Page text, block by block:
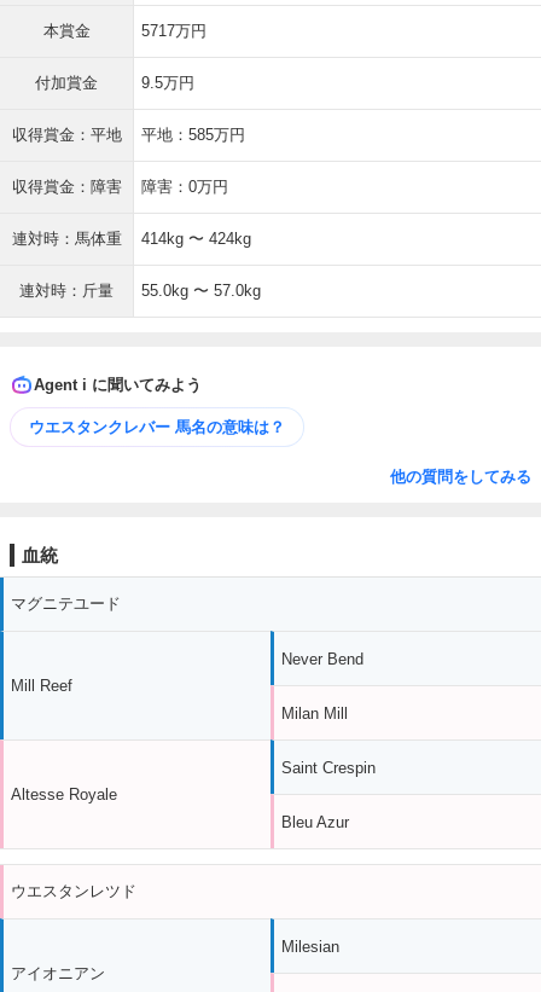
本賞金 5717万円
付加賞金 9.5万円
収得賞金：平地 平地：585万円
収得賞金：障害 障害：0万円
連対時：馬体重 414kg 〜 424kg
連対時：斤量 55.0kg 〜 57.0kg
Agent i に聞いてみよう
ウエスタンクレバー 馬名の意味は？
他の質問をしてみる
血統
マグニテユード
Mill Reef
Altesse Royale
Never Bend
Milan Mill
Saint Crespin
Bleu Azur
ウエスタンレツド
アイオニアン
Milesian